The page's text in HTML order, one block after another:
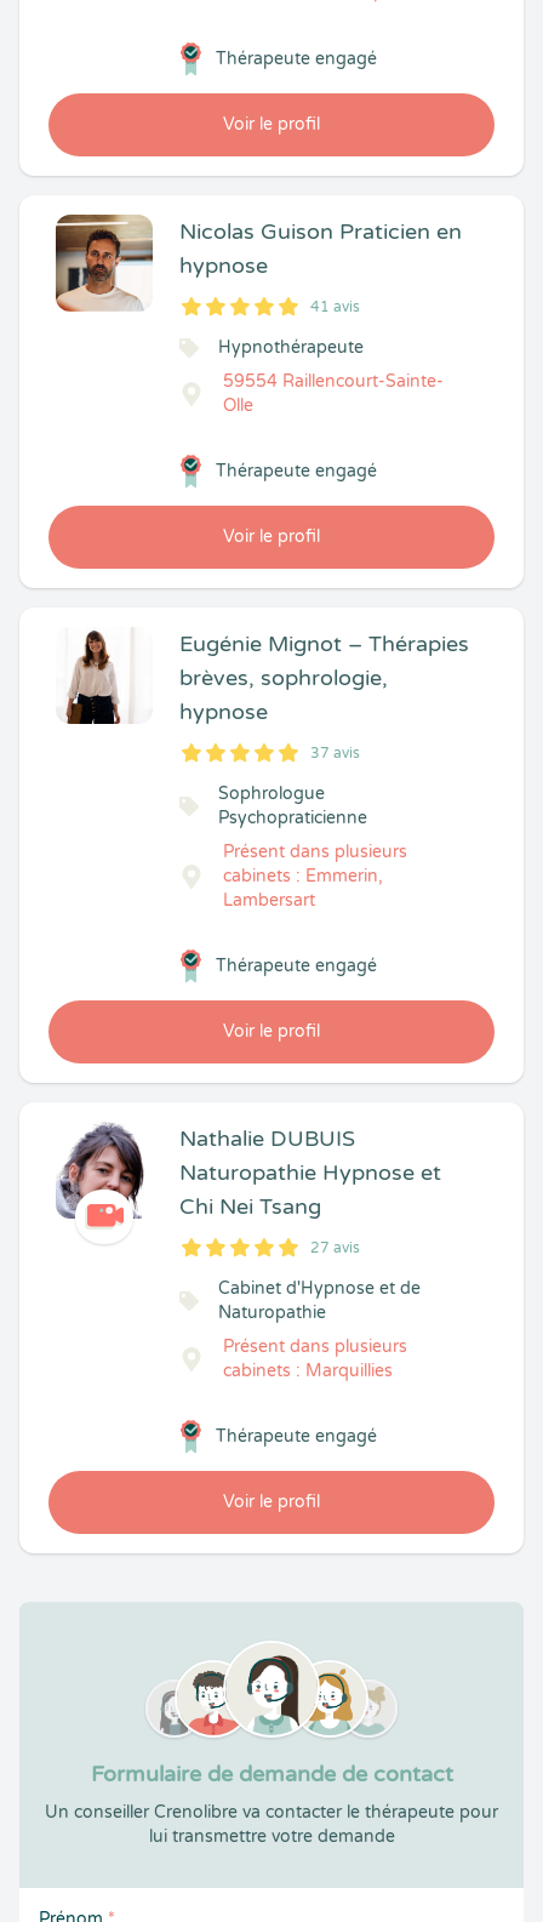
Voir le profil
Thérapeute engagé
Nicolas Guison Praticien en
hypnose
5
1
5
41 41 avis
Hypnothérapeute
59554 Raillencourt-Sainte-
Olle
Voir le profil
Thérapeute engagé
Eugénie Mignot – Thérapies
brèves, sophrologie,
hypnose
5
1
5
37 37 avis
Sophrologue
Psychopraticienne
Présent dans plusieurs
cabinets : Emmerin,
Lambersart
Voir le profil
Thérapeute engagé
Nathalie DUBUIS
Naturopathie Hypnose et
Chi Nei Tsang
5
1
5
27 27 avis
Cabinet d'Hypnose et de
Naturopathie
Présent dans plusieurs
cabinets : Marquillies
Voir le profil
Thérapeute engagé
Formulaire de demande de contact
Un conseiller Crenolibre va contacter le thérapeute pour
lui transmettre votre demande